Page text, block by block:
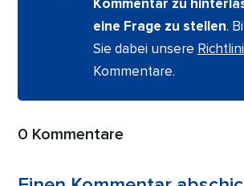
p
p
eine Frage zu stellen.
Sie dabei unsere
Kommentare.
0 Kommentare